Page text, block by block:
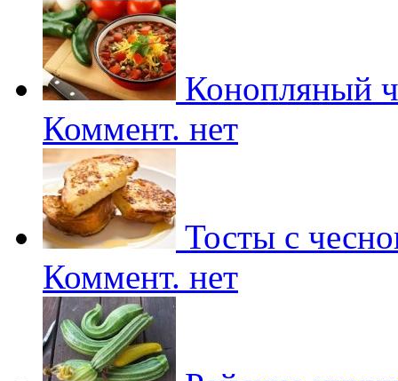
Конопляный
Коммент. нет
Тосты с
Коммент. нет